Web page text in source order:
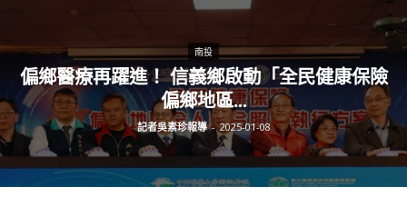
南投
偏鄉醫療再躍進！ 信義鄉啟動「全民健康保險
偏鄉地區...
記者吳素珍報導 - 2025-01-08